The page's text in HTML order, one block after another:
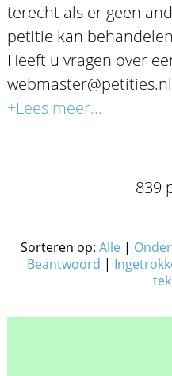
terecht als er geen
petitie kan
Heeft u vragen over
+Lees meer...
839
Sorteren op:Alle |
Beantwoord |